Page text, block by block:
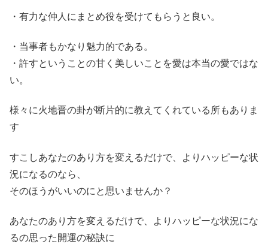
・有力な仲人にまとめ役を受けてもらうと良い。
・当事者もかなり魅力的である。
・許すということの甘く美しいことを愛は本当の愛ではな
い。
様々に火地晋の卦が断片的に教えてくれている所もありま
す
すこしあなたのあり方を変えるだけで、よりハッピーな状
況になるのなら、
そのほうがいいのにと思いませんか？
あなたのあり方を変えるだけで、よりハッピーな状況にな
るの思った開運の秘訣に